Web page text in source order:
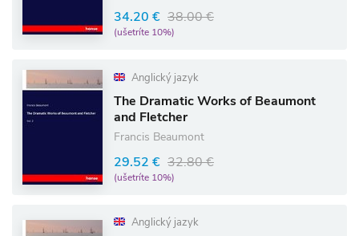
34.20 € 38.00 €
(ušetríte 10%)
Anglický jazyk
The Dramatic Works of Beaumont
and Fletcher
Francis Beaumont
29.52 € 32.80 €
(ušetríte 10%)
Anglický jazyk